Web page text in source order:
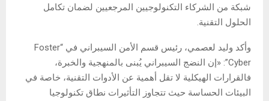
شبكة من الشركاء التكنولوجيين المرجعيين لضمان تكامل
الحلول التقنية.
وأكد وليد لعصمي، رئيس قسم الأمن السيبراني في “Foster
Cyber”: «إن النضج السيبراني يُبنى بالمنهجية والخبرة،
فالقرارات الهيكلية لا تقل أهمية عن الأدوات التقنية، خاصة في
البيئات الحساسة حيث تتجاوز التأثيرات نطاق تكنولوجيا